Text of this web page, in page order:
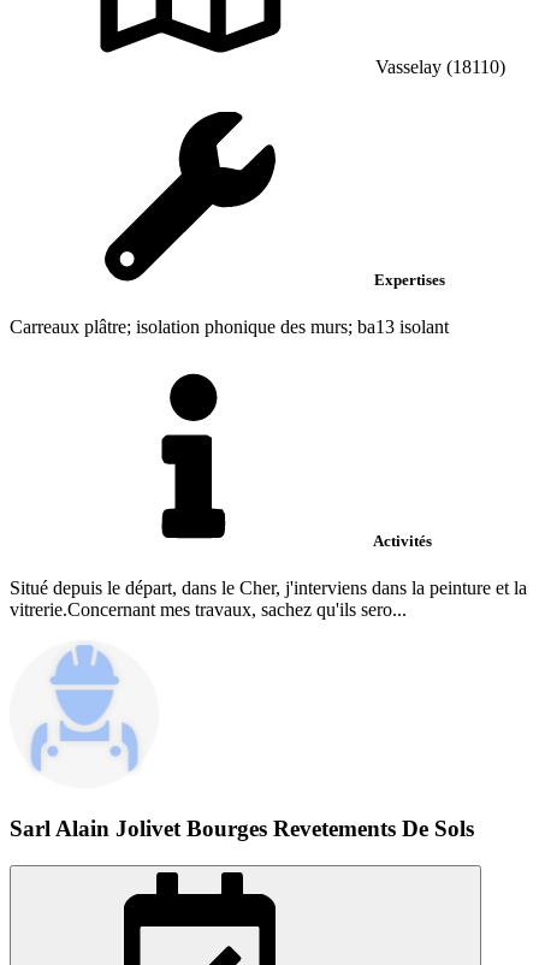
Vasselay (18110)
Expertises
Carreaux plâtre; isolation phonique des murs; ba13 isolant
Activités
Situé depuis le départ, dans le Cher, j'interviens dans la peinture et la
vitrerie.Concernant mes travaux, sachez qu'ils sero...
Sarl Alain Jolivet Bourges Revetements De Sols